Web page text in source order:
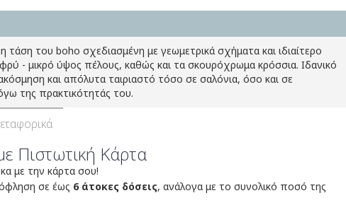
του boho σχεδιασμένη με γεωμετρικά σχήματα και ιδιαίτερο
- μικρό ύψος πέλους, καθώς και τα σκουρόχρωμα κρόσσια. Ιδανικό
και απόλυτα ταιριαστό τόσο σε σαλόνια, όσο και σε
της πρακτικότητάς του.
Πιστωτική Κάρτα
με την κάρτα σου!
σε έως 6 άτοκες δόσεις, ανάλογα με το συνολικό ποσό της